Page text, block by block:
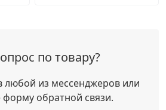
по товару?
из мессенджеров или
форму обратной связи.